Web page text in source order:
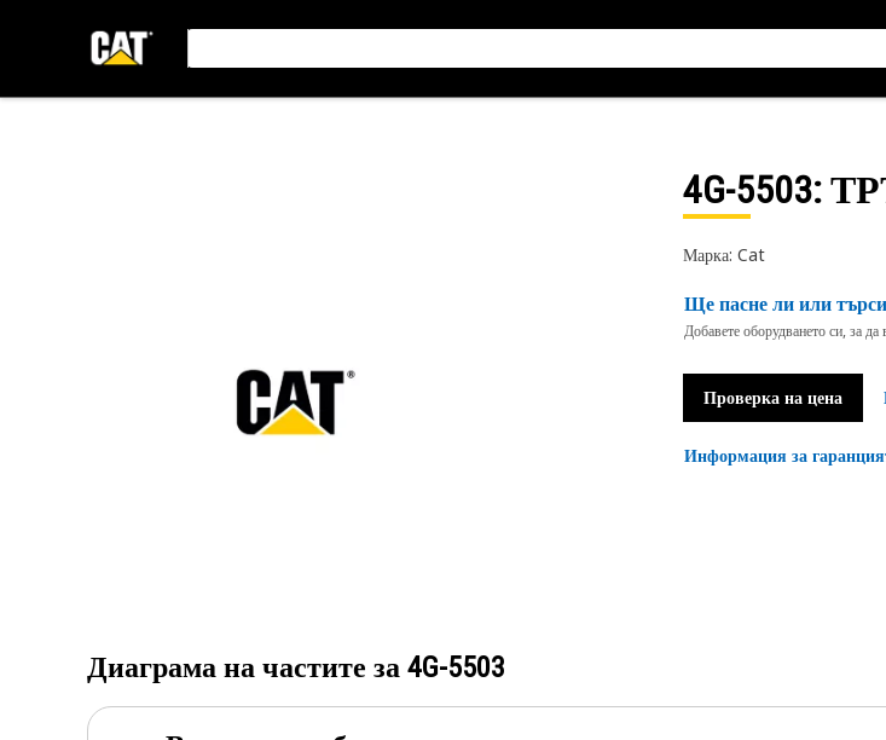
4G-5503:
Марка: Cat
Ще пасне ли или
Добавете оборудването си, за
Проверка на цена
Информация за
Диаграма на частите за 4G-5503